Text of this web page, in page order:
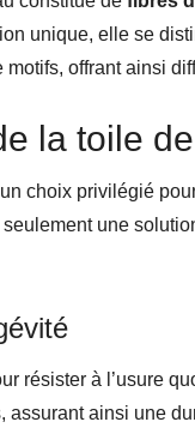
unique, elle se
offrant ainsi
la toile
choix privilégié
une
résister à l’usure
assurant ainsi une